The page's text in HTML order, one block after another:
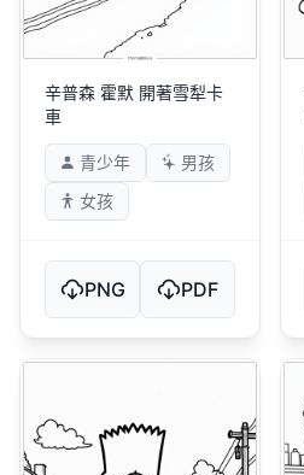
辛普森 霍默 開著雪犁卡
車
青少年
男孩
女孩
PNG PDF